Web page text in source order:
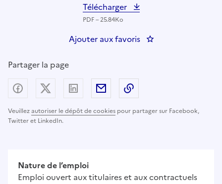
Télécharger
PDF – 25.84Ko
Ajouter aux favoris : Chargé d'analyse
Partager la page
Veuillezautoriser le dépôt de cookies pour partager sur Facebook,
Twitter et LinkedIn.
Partager sur Facebook
Partager sur X (anciennement Twitter) -
Partager sur LinkedIn
Partager par email
Nature de l’emploi
Emploi ouvert aux titulaires et aux contractuels